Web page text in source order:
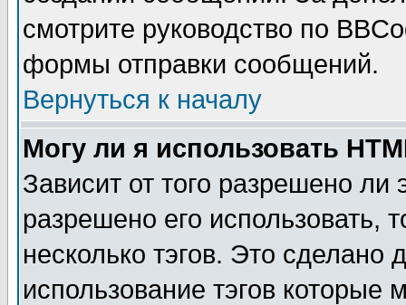
смотрите руководство по
формы отправки сообщений.
Вернуться к началу
Могу ли я использовать
Зависит от того разрешено
разрешено его использовать,
несколько тэгов. Это сделано
использование тэгов